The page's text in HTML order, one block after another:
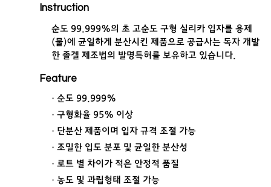
Instruction
순도 99.999%의 초 고순도 구형 실리카 입자를 용제
(물)에 균일하게 분산시킨 제품으로 공급사는 독자 개발
한 졸겔 제조법의 발명특허를 보유하고 있습니다.
Feature
· 순도 99.999%
· 구형화율 95% 이상
· 단분산 제품이며 입자 규격 조절 가능
· 조밀한 입도 분포 및 균일한 분산성
· 로트 별 차이가 적은 안정적 품질
· 농도 및 과립형태 조절 가능